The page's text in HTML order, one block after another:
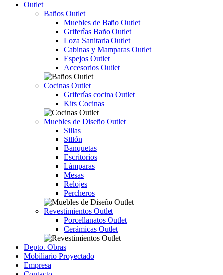
Outlet
Baños Outlet
Muebles de Baño Outlet
Griferîas Baño Outlet
Loza Sanitaria Outlet
Cabinas y Mamparas Outlet
Espejos Outlet
Accesorios Outlet
Cocinas Outlet
Griferías cocina Outlet
Kits Cocinas
Muebles de Diseño Outlet
Sillas
Sillón
Banquetas
Escritorios
Lámparas
Mesas
Relojes
Percheros
Revestimientos Outlet
Porcellanatos Outlet
Cerámicas Outlet
Depto. Obras
Mobiliario Proyectado
Empresa